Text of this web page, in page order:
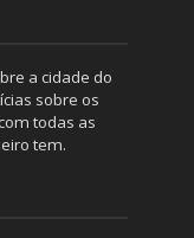
a cidade do
sobre os
todas as
tem.